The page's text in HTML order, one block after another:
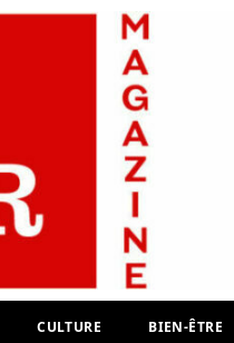
CULTURE BIEN-ÊTRE